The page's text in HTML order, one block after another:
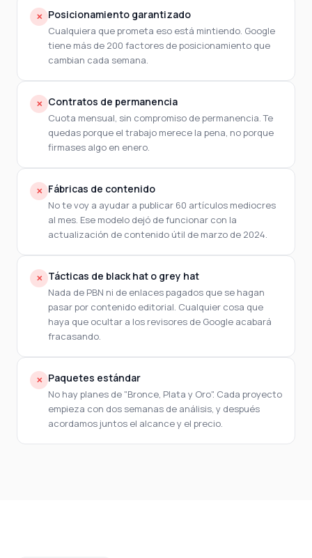
✕ Posicionamiento garantizado
Cualquiera que prometa eso está mintiendo. Google
tiene más de 200 factores de posicionamiento que
cambian cada semana.
✕ Contratos de permanencia
Cuota mensual, sin compromiso de permanencia. Te
quedas porque el trabajo merece la pena, no porque
firmases algo en enero.
✕ Fábricas de contenido
No te voy a ayudar a publicar 60 artículos mediocres
al mes. Ese modelo dejó de funcionar con la
actualización de contenido útil de marzo de 2024.
✕ Tácticas de black hat o grey hat
Nada de PBN ni de enlaces pagados que se hagan
pasar por contenido editorial. Cualquier cosa que
haya que ocultar a los revisores de Google acabará
fracasando.
✕ Paquetes estándar
No hay planes de "Bronce, Plata y Oro". Cada proyecto
empieza con dos semanas de análisis, y después
acordamos juntos el alcance y el precio.